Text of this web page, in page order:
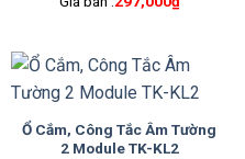
Ổ Cắm, Công Tắc Âm Tường
2 Module TK-KL2